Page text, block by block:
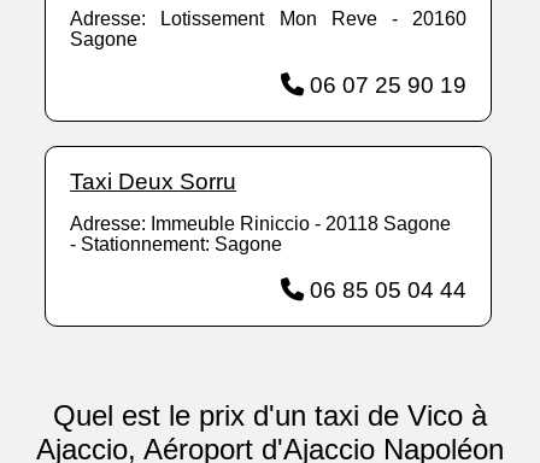
Adresse: Lotissement Mon Reve - 20160
Sagone
06 07 25 90 19
Taxi Deux Sorru
Adresse: Immeuble Riniccio - 20118 Sagone
- Stationnement: Sagone
06 85 05 04 44
Quel est le prix d'un taxi de Vico à
Ajaccio, Aéroport d'Ajaccio Napoléon